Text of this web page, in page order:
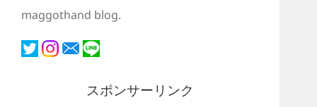
maggothand blog.
スポンサーリンク